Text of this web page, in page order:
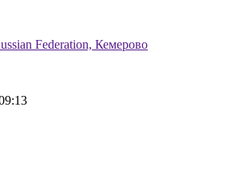
Federation, Кемерово